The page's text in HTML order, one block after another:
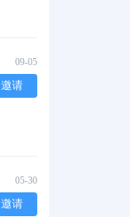
09-05
邀请
05-30
邀请